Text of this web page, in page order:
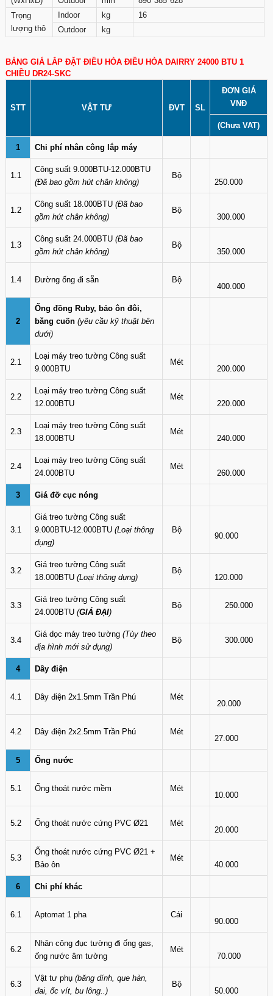
Trọng
lượng thô
Indoor kg
16
Outdoor
kg
BẢNG GIÁ LẮP ĐẶT ĐIỀU HÒA ĐIỀU HÒA DAIRRY 24000 BTU 1
CHIỀU DR24-SKC
STT VẬT TƯ ĐVT SL
ĐƠN GIÁ
VNĐ
(Chưa VAT)
1 Chi phí nhân công lắp máy
1.1
Công suất 9.000BTU-12.000BTU
(Đã bao gồm hút chân không)
Bộ
250.000
1.2
Công suất 18.000BTU (Đã bao
gồm hút chân không)
Bộ
300.000
1.3
Công suất 24.000BTU (Đã bao
gồm hút chân không)
Bộ
350.000
1.4 Đường ống đi sẵn Bộ
400.000
2
Ống đồng Ruby, bảo ôn đôi,
băng cuốn (yêu cầu kỹ thuật bên
dưới)
2.1
Loại máy treo tường Công suất
9.000BTU
Mét
200.000
2.2
Loại máy treo tường Công suất
12.000BTU
Mét
220.000
2.3
Loại máy treo tường Công suất
18.000BTU
Mét
240.000
2.4
Loại máy treo tường Công suất
24.000BTU
Mét
260.000
3 Giá đỡ cục nóng
3.1
Giá treo tường Công suất
9.000BTU-12.000BTU (Loại thông
dụng)
Bộ
90.000
3.2
Giá treo tường Công suất
18.000BTU (Loại thông dụng)
Bộ
120.000
3.3
Giá treo tường Công suất
24.000BTU (GIÁ ĐẠI)
Bộ 250.000
3.4
Giá dọc máy treo tường (Tùy theo
địa hình mới sử dụng)
Bộ 300.000
4 Dây điện
4.1 Dây điện 2x1.5mm Trần Phú Mét
20.000
4.2 Dây điện 2x2.5mm Trần Phú Mét
27.000
5 Ống nước
5.1 Ống thoát nước mềm Mét
10.000
5.2 Ống thoát nước cứng PVC Ø21 Mét
20.000
5.3
Ống thoát nước cứng PVC Ø21 +
Bảo ôn
Mét
40.000
6 Chi phí khác
6.1 Aptomat 1 pha Cái
90.000
6.2
Nhân công đục tường đi ống gas,
ống nước âm tường
Mét
70.000
6.3
Vật tư phụ (băng dính, que hàn,
đai, ốc vít, bu lông..)
Bộ
50.000